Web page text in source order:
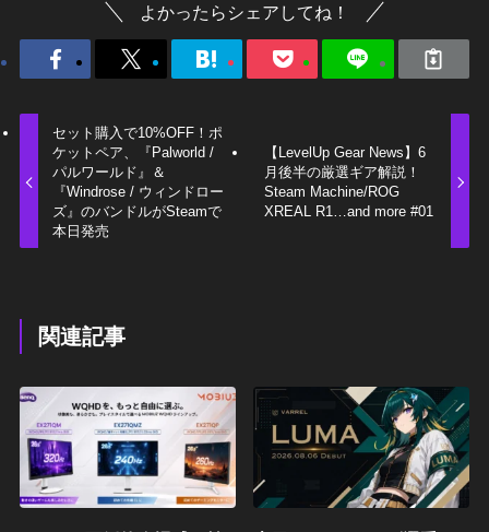
よかったらシェアしてね！
セット購入で10%OFF！ポ
ケットペア、『Palworld /
パルワールド』＆
『Windrose / ウィンドロー
ズ』のバンドルがSteamで
本日発売
【LevelUp Gear News】6
月後半の厳選ギア解説！
Steam Machine/ROG
XREAL R1…and more #01
関連記事